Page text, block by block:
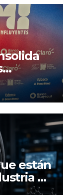
están
de
el